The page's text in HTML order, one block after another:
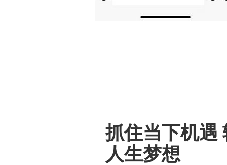
抓住当下机遇
人生梦想